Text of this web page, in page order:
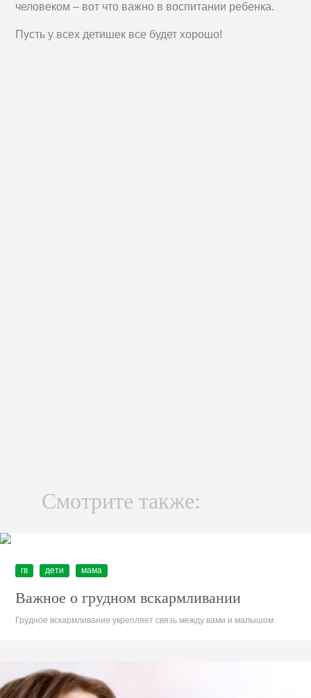
человеком – вот что важно в воспитании ребенка.
Пусть у всех детишек все будет хорошо!
Смотрите также:
гв дети мама
Важное о грудном вскармливании
Грудное вскармливание укрепляет связь между вами и малышом.